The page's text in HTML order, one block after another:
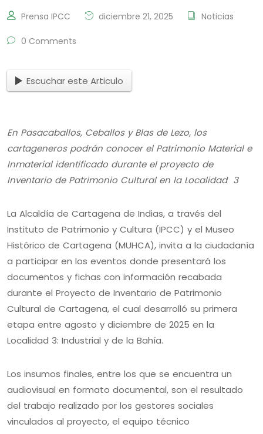
Prensa IPCC diciembre 21, 2025 Noticias
0 Comments
Escuchar este Articulo
En Pasacaballos, Ceballos y Blas de Lezo, los
cartageneros podrán conocer el Patrimonio Material e
Inmaterial identificado durante el proyecto de
Inventario de Patrimonio Cultural en la Localidad 3
La Alcaldía de Cartagena de Indias, a través del
Instituto de Patrimonio y Cultura (IPCC) y el Museo
Histórico de Cartagena (MUHCA), invita a la ciudadanía
a participar en los eventos donde presentará los
documentos y fichas con información recabada
durante el Proyecto de Inventario de Patrimonio
Cultural de Cartagena, el cual desarrolló su primera
etapa entre agosto y diciembre de 2025 en la
Localidad 3: Industrial y de la Bahía.
Los insumos finales, entre los que se encuentra un
audiovisual en formato documental, son el resultado
del trabajo realizado por los gestores sociales
vinculados al proyecto, el equipo técnico